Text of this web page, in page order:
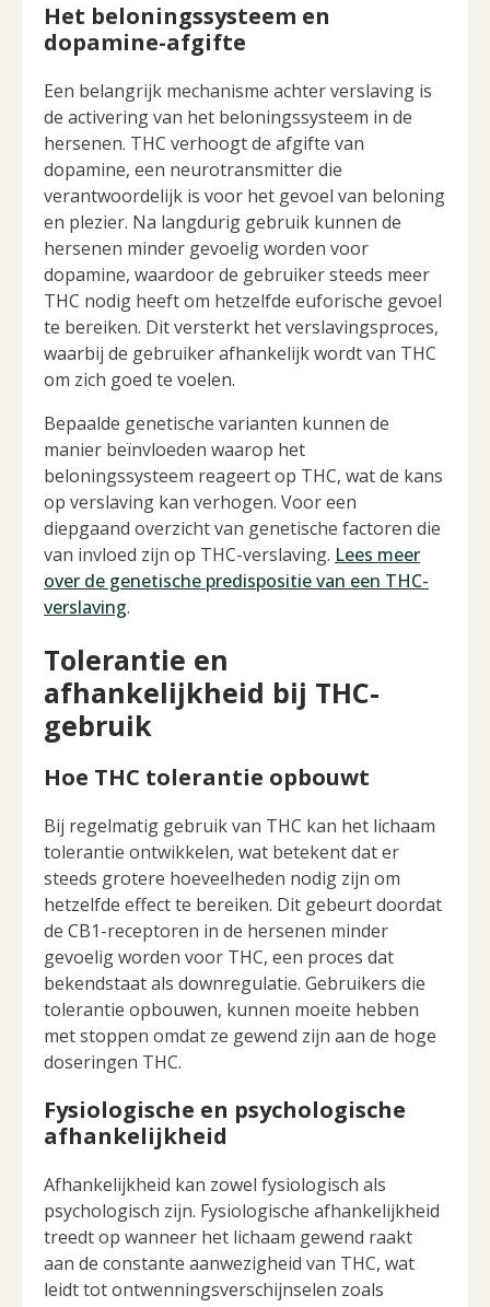
Het beloningssysteem en
dopamine-afgifte
Een belangrijk mechanisme achter verslaving is
de activering van het beloningssysteem in de
hersenen. THC verhoogt de afgifte van
dopamine, een neurotransmitter die
verantwoordelijk is voor het gevoel van beloning
en plezier. Na langdurig gebruik kunnen de
hersenen minder gevoelig worden voor
dopamine, waardoor de gebruiker steeds meer
THC nodig heeft om hetzelfde euforische gevoel
te bereiken. Dit versterkt het verslavingsproces,
waarbij de gebruiker afhankelijk wordt van THC
om zich goed te voelen.
Bepaalde genetische varianten kunnen de
manier beïnvloeden waarop het
beloningssysteem reageert op THC, wat de kans
op verslaving kan verhogen. Voor een
diepgaand overzicht van genetische factoren die
van invloed zijn op THC-verslaving. Lees meer
over de genetische predispositie van een THC-
verslaving.
Tolerantie en
afhankelijkheid bij THC-
gebruik
Hoe THC tolerantie opbouwt
Bij regelmatig gebruik van THC kan het lichaam
tolerantie ontwikkelen, wat betekent dat er
steeds grotere hoeveelheden nodig zijn om
hetzelfde effect te bereiken. Dit gebeurt doordat
de CB1-receptoren in de hersenen minder
gevoelig worden voor THC, een proces dat
bekendstaat als downregulatie. Gebruikers die
tolerantie opbouwen, kunnen moeite hebben
met stoppen omdat ze gewend zijn aan de hoge
doseringen THC.
Fysiologische en psychologische
afhankelijkheid
Afhankelijkheid kan zowel fysiologisch als
psychologisch zijn. Fysiologische afhankelijkheid
treedt op wanneer het lichaam gewend raakt
aan de constante aanwezigheid van THC, wat
leidt tot ontwenningsverschijnselen zoals